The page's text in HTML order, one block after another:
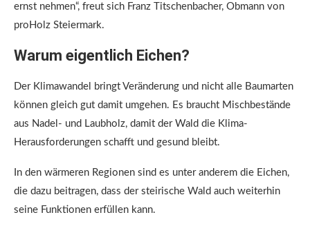
ernst nehmen“, freut sich Franz Titschenbacher, Obmann von
proHolz Steiermark.
Warum eigentlich Eichen?
Der Klimawandel bringt Veränderung und nicht alle Baumarten
können gleich gut damit umgehen. Es braucht Mischbestände
aus Nadel- und Laubholz, damit der Wald die Klima-
Herausforderungen schafft und gesund bleibt.
In den wärmeren Regionen sind es unter anderem die Eichen,
die dazu beitragen, dass der steirische Wald auch weiterhin
seine Funktionen erfüllen kann.